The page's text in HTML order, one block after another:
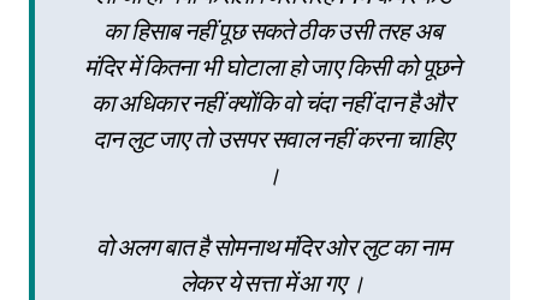
का हिसाब नहीं पूछ सकते ठीक उसी तरह अब
मंदिर में कितना भी घोटाला हो जाए किसी को पूछने
का अधिकार नहीं क्योंकि वो चंदा नहीं दान है और
दान लुट जाए तो उसपर सवाल नहीं करना चाहिए
।
वो अलग बात है सोमनाथ मंदिर ओर लुट का नाम
लेकर ये सत्ता में आ गए ।